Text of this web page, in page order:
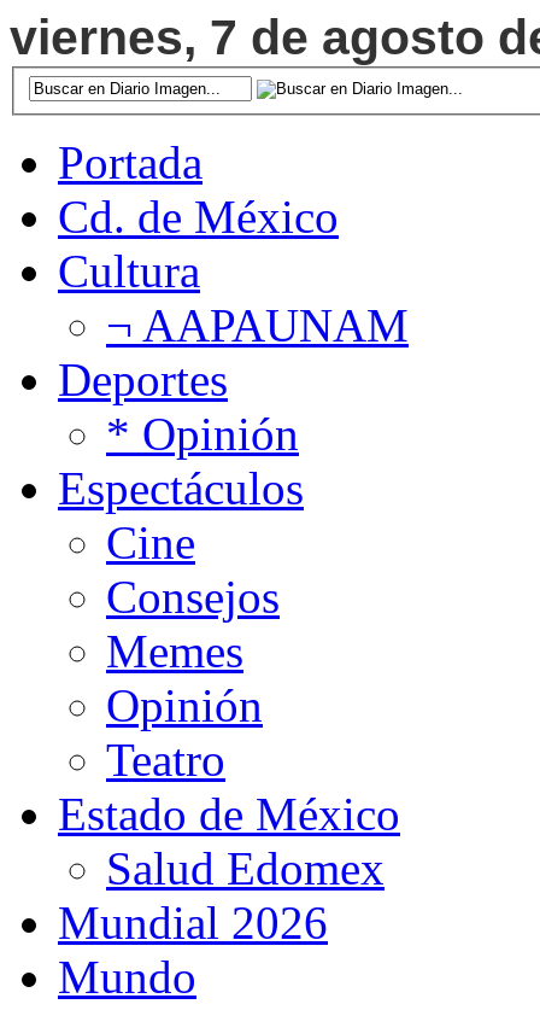
viernes, 7 de agosto
Portada
Cd. de México
Cultura
¬ AAPAUNAM
Deportes
* Opinión
Espectáculos
Cine
Consejos
Memes
Opinión
Teatro
Estado de México
Salud Edomex
Mundial 2026
Mundo